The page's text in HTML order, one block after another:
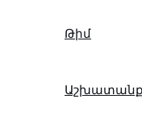
Թիմ